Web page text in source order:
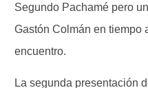
Segundo Pachamé pero
Gastón Colmán en tiempo
encuentro.
La segunda presentación